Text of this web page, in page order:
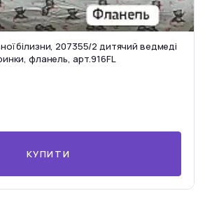
білизни, 207355/2 дитячий ведмеді
фланель, арт.916FL
КУПИТИ